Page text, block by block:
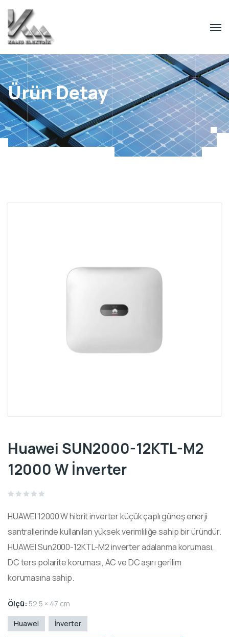
Ürün Detay
Huawei SUN2000-12KTL-M2
12000 W İnverter
out
HUAWEI 12000 W hibrit inverter küçük çaplı güneş enerji
santrallerinde kullanılan yüksek verimliliğe sahip bir üründür.
HUAWEI Sun2000-12KTL-M2 inverter adalanma koruması,
DC ters polarite koruması, AC ve DC aşırı gerilim
korumasına sahip.
Ölçü: 52.5 × 47 cm
Huawei İnverter